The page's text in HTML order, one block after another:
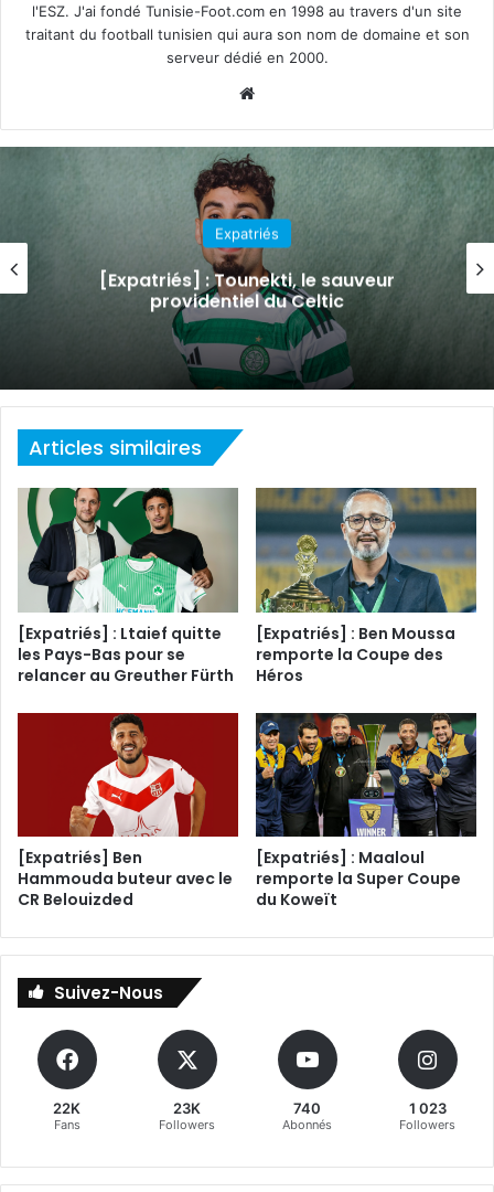
l'ESZ. J'ai fondé Tunisie-Foot.com en 1998 au travers d'un site
traitant du football tunisien qui aura son nom de domaine et son
serveur dédié en 2000.
Expatriés
[Expatriés] : Le PSG s’apprête à lever
l’option d’achat pour Ayari
Articles similaires
[Expatriés] : Ltaief quitte
les Pays-Bas pour se
relancer au Greuther Fürth
[Expatriés] : Ben Moussa
remporte la Coupe des
Héros
[Expatriés] Ben
Hammouda buteur avec le
CR Belouizded
[Expatriés] : Maaloul
remporte la Super Coupe
du Koweït
Suivez-Nous
22K
Fans
23K
Followers
740
Abonnés
1 023
Followers